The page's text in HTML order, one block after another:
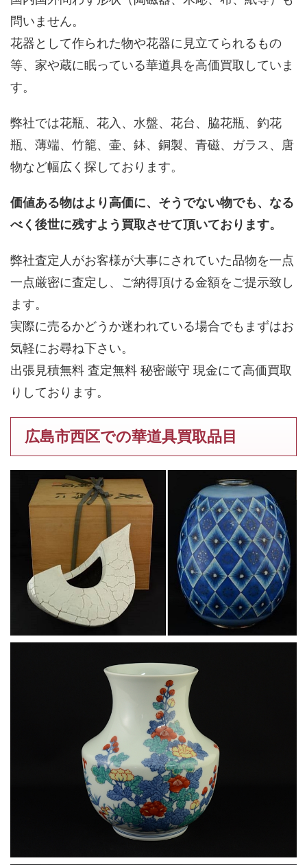
問いません。
花器として作られた物や花器に見立てられるもの
等、家や蔵に眠っている華道具を高価買取していま
す。
弊社では花瓶、花入、水盤、花台、脇花瓶、釣花
瓶、薄端、竹籠、壷、鉢、銅製、青磁、ガラス、唐
物など幅広く探しております。
価値ある物はより高価に、そうでない物でも、なる
べく後世に残すよう買取させて頂いております。
弊社査定人がお客様が大事にされていた品物を一点
一点厳密に査定し、ご納得頂ける金額をご提示致し
ます。
実際に売るかどうか迷われている場合でもまずはお
気軽にお尋ね下さい。
出張見積無料 査定無料 秘密厳守 現金にて高価買取
りしております。
広島市西区での華道具買取品目